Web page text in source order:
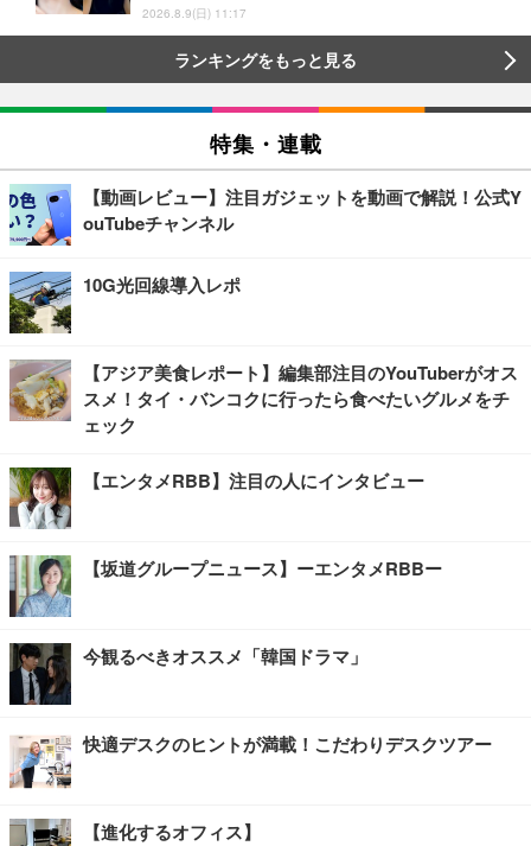
2026.8.9(日) 11:17
ランキングをもっと見る
特集・連載
【動画レビュー】注目ガジェットを動画で解説！公式Y
ouTubeチャンネル
10G光回線導入レポ
【アジア美食レポート】編集部注目のYouTuberがオス
スメ！タイ・バンコクに行ったら食べたいグルメをチ
ェック
【エンタメRBB】注目の人にインタビュー
【坂道グループニュース】ーエンタメRBBー
今観るべきオススメ「韓国ドラマ」
快適デスクのヒントが満載！こだわりデスクツアー
【進化するオフィス】